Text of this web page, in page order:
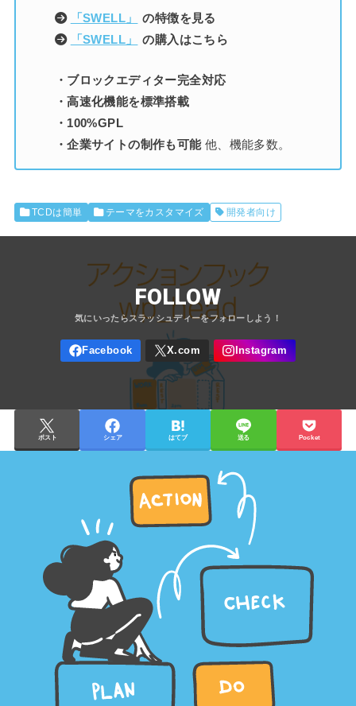
「SWELL」
の特徴を見る
「SWELL」
の購入はこちら
・ブロックエディター完全対応
・高速化機能を標準搭載
・100%GPL
・企業サイトの制作も可能他、機能多数。
TCDは簡単 テーマをカスタマイズ 開発者向け
FOLLOW
ポスト シェア はてブ 送る Pocket